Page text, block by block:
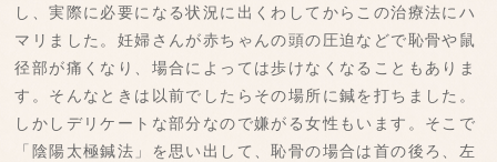
し、実際に必要になる状況に出くわしてからこの治療法にハ
マリました。妊婦さんが赤ちゃんの頭の圧迫などで恥骨や鼠
径部が痛くなり、場合によっては歩けなくなることもありま
す。そんなときは以前でしたらその場所に鍼を打ちました。
しかしデリケートな部分なので嫌がる女性もいます。そこで
「陰陽太極鍼法」を思い出して、恥骨の場合は首の後ろ、左